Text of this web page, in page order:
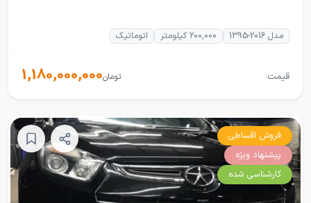
مدل 2016-1395 200,000 کیلومتر اتوماتیک
قیمت: 1,180,000,000تومان
فروش اقساطی
پیشنهاد ویژه
کارشناسی شده